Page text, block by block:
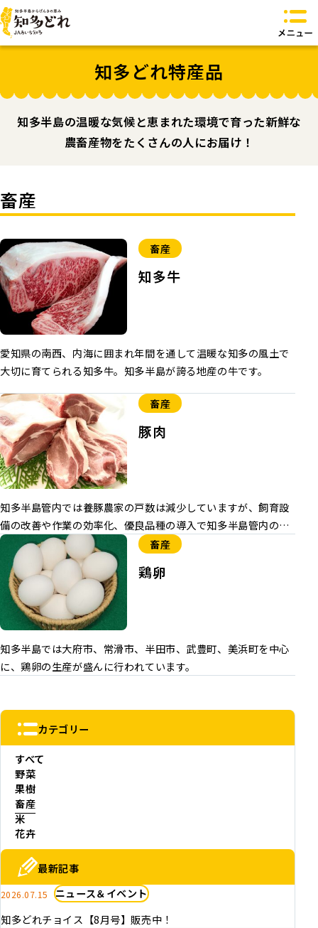
知多どれとは？
知多どれ特産品
知多どれ食卓
お問い合わせ
トップページへ
知多どれ特産品
知多半島の温暖な気候と恵まれた環境で育った新鮮な
農畜産物をたくさんの人にお届け！
畜産
畜産
知多牛
愛知県の南西、内海に囲まれ年間を通して温暖な知多の風土で
大切に育てられる知多牛。知多半島が誇る地産の牛です。
畜産
豚肉
知多半島管内では養豚農家の戸数は減少していますが、飼育設
備の改善や作業の効率化、優良品種の導入で知多半島管内の飼
養頭数は増加しています。
畜産
鶏卵
知多半島では大府市、常滑市、半田市、武豊町、美浜町を中心
に、鶏卵の生産が盛んに行われています。
カテゴリー
すべて
野菜
果樹
畜産
米
花卉
最新記事
2026.07.15 ニュース＆イベント
知多どれチョイス【8月号】販売中！